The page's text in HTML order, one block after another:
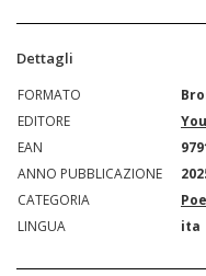
Dettagli
FORMATO
EDITORE
EAN
ANNO PUBBLICAZIONE
CATEGORIA
LINGUA
ita